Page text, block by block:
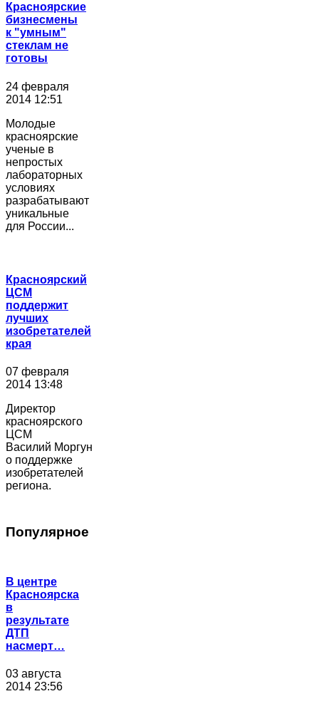
Красноярские
бизнесмены
к "умным"
стеклам не
готовы
24 февраля
2014 12:51
Молодые
красноярские
ученые в
непростых
лабораторных
условиях
разрабатывают
уникальные
для России...
Красноярский
ЦСМ
поддержит
лучших
изобретателей
края
07 февраля
2014 13:48
Директор
красноярского
ЦСМ
Василий Моргун
о поддержке
изобретателей
региона.
Популярное
В центре
Красноярска
в
результате
ДТП
насмерт…
03 августа
2014 23:56